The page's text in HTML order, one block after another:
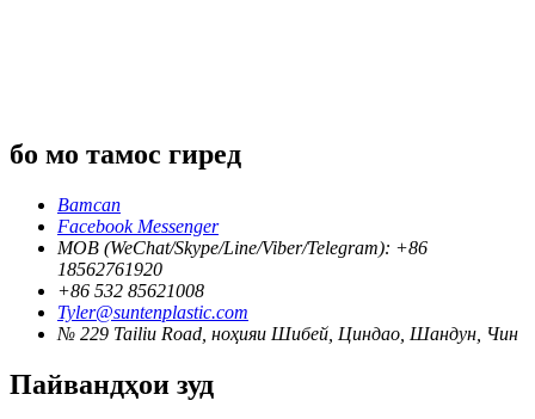
бо мо тамос гиред
Ватсап
Facebook Messenger
MOB (WeChat/Skype/Line/Viber/Telegram): +86
18562761920
+86 532 85621008
Tyler@suntenplastic.com
№ 229 Tailiu Road, ноҳияи Шибей, Циндао, Шандун, Чин
Пайвандҳои зуд